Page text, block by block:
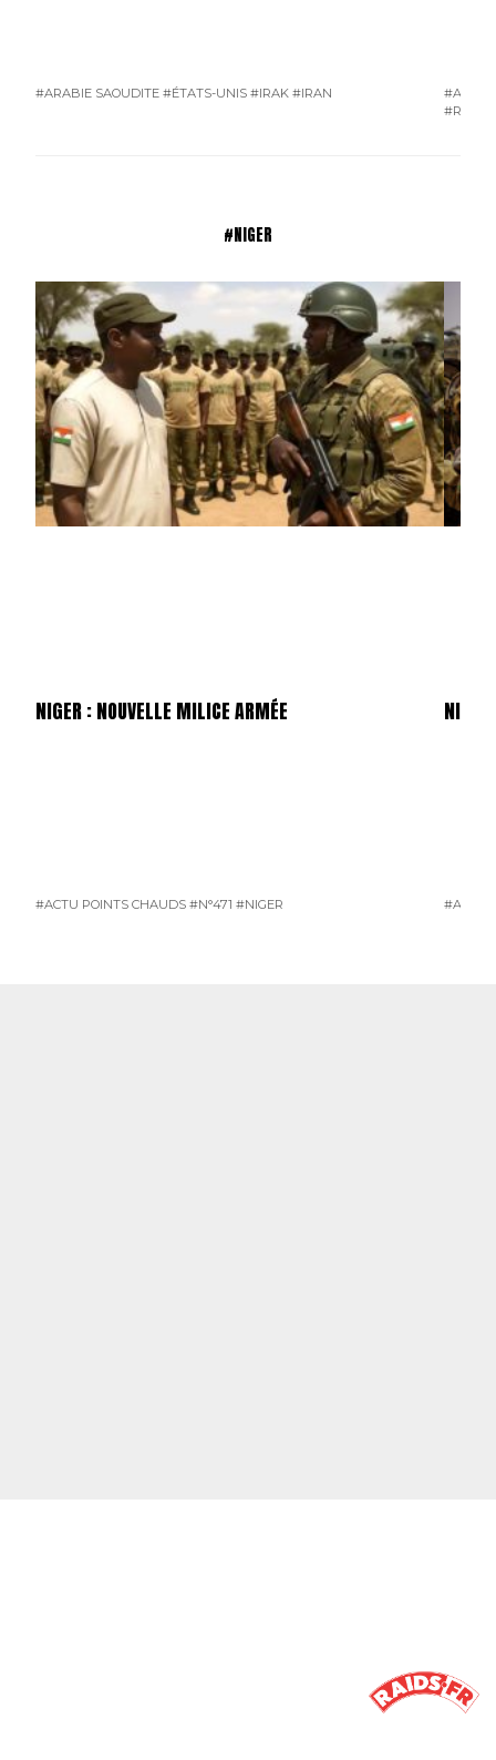
#ARABIE SAOUDITE #ÉTATS-UNIS #IRAK #IRAN
#NIGER
NIGER : NOUVELLE MILICE ARMÉE
#ACTU POINTS CHAUDS #N°471 #NIGER #ACTU